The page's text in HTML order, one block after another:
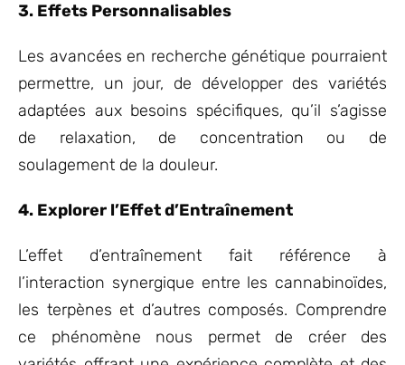
3. Effets Personnalisables
Les avancées en recherche génétique pourraient
permettre, un jour, de développer des variétés
adaptées aux besoins spécifiques, qu’il s’agisse
de relaxation, de concentration ou de
soulagement de la douleur.
4. Explorer l’Effet d’Entraînement
L’effet d’entraînement fait référence à
l’interaction synergique entre les cannabinoïdes,
les terpènes et d’autres composés. Comprendre
ce phénomène nous permet de créer des